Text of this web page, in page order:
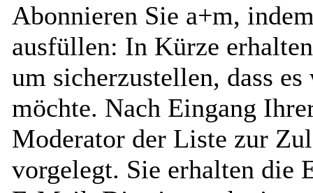
Abonnieren Sie a+m,
ausfüllen: In Kürze
um sicherzustellen, dass
möchte. Nach Eingang
Moderator der Liste zur
vorgelegt. Sie erhalten die